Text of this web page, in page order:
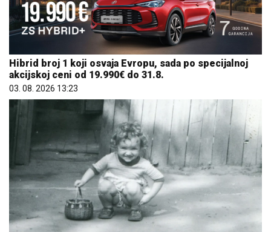
Hibrid broj 1 koji osvaja Evropu, sada po specijalnoj
akcijskoj ceni od 19.990€ do 31.8.
03. 08. 2026 13:23